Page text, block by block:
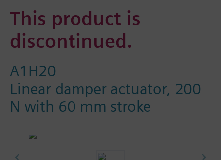
This product is
discontinued.
A1H20
Linear damper actuator, 200
N with 60 mm stroke